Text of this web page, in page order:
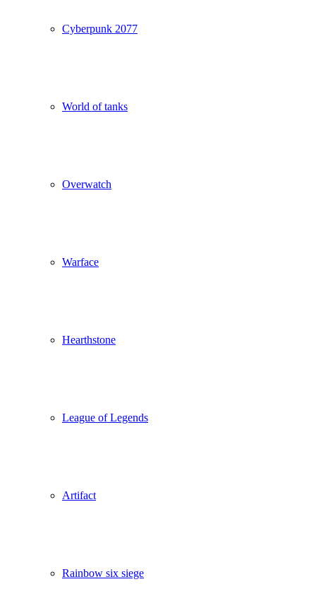
Cyberpunk 2077
World of tanks
Overwatch
Warface
Hearthstone
League of Legends
Artifact
Rainbow six siege